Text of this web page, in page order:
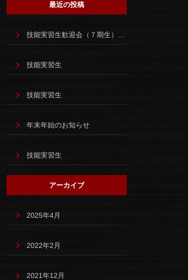
最近の投稿
技能実習生
技能実習生
年末年始のお知らせ
技能実習生
アーカイブ
2025年4月
2022年2月
2021年12月